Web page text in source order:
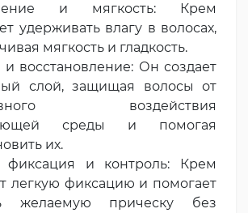
и мягкость: Крем
удерживать влагу в волосах,
мягкость и гладкость.
восстановление: Он создает
слой, защищая волосы от
воздействия
среды и помогая
их.
фиксация и контроль: Крем
легкую фиксацию и помогает
желаемую прическу без